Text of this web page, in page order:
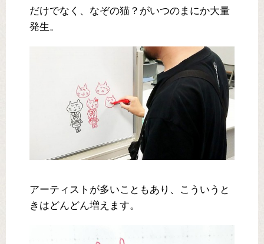
だけでなく、なぞの猫？がいつのまにか大量
発生。
アーティストが多いこともあり、こういうと
きはどんどん増えます。